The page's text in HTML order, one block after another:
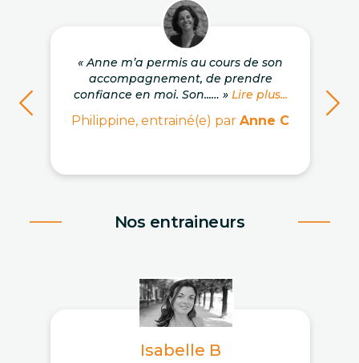
« Anne m’a permis au cours de son
accompagnement, de prendre
confiance en moi. Son...… » Lire plus...
Philippine, entrainé(e) par Anne C
Nos entraineurs
Isabelle B